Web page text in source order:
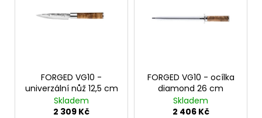
FORGED VG10 -
univerzální nůž 12,5 cm
Skladem
2 309 Kč
FORGED VG10 - ocílka
diamond 26 cm
Skladem
2 406 Kč